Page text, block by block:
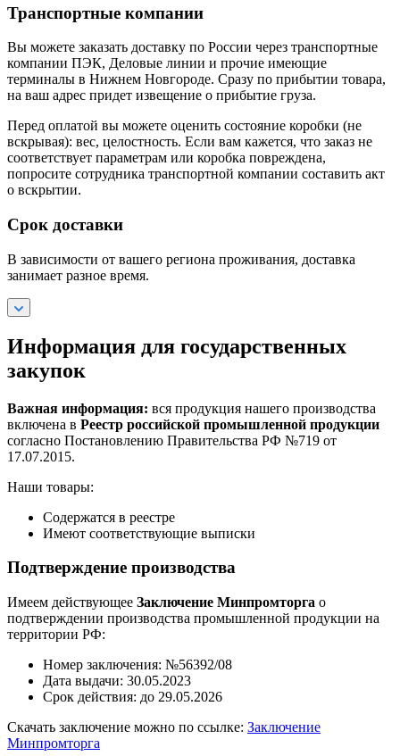
Транспортные компании
Вы можете заказать доставку по России через транспортные
компании ПЭК, Деловые линии и прочие имеющие
терминалы в Нижнем Новгороде. Сразу по прибытии товара,
на ваш адрес придет извещение о прибытие груза.
Перед оплатой вы можете оценить состояние коробки (не
вскрывая): вес, целостность. Если вам кажется, что заказ не
соответствует параметрам или коробка повреждена,
попросите сотрудника транспортной компании составить акт
о вскрытии.
Срок доставки
В зависимости от вашего региона проживания, доставка
занимает разное время.
Информация для государственных
закупок
Важная информация: вся продукция нашего производства
включена в Реестр российской промышленной продукции
согласно Постановлению Правительства РФ №719 от
17.07.2015.
Наши товары:
Содержатся в реестре
Имеют соответствующие выписки
Подтверждение производства
Имеем действующее Заключение Минпромторга о
подтверждении производства промышленной продукции на
территории РФ:
Номер заключения: №56392/08
Дата выдачи: 30.05.2023
Срок действия: до 29.05.2026
Скачать заключение можно по ссылке: Заключение
Минпромторга